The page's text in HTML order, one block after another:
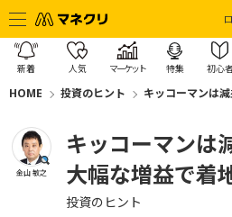
新着 人気 マーケット 特集 初心
HOME 投資のヒント キッコーマンは
金山 敏之
キッコーマンは
大幅な増益で着
投資のヒント